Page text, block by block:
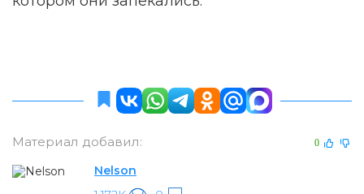
Материал добавил: 0
Nelson